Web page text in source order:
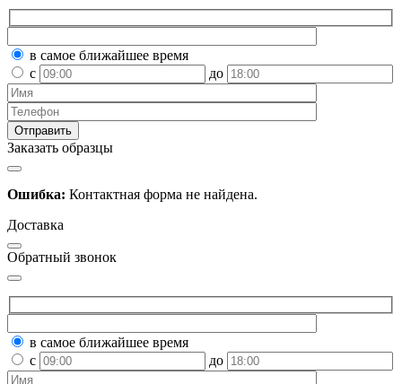
в самое ближайшее время
с
до
Заказать образцы
Ошибка: Контактная форма не найдена.
Доставка
Обратный звонок
в самое ближайшее время
с
до